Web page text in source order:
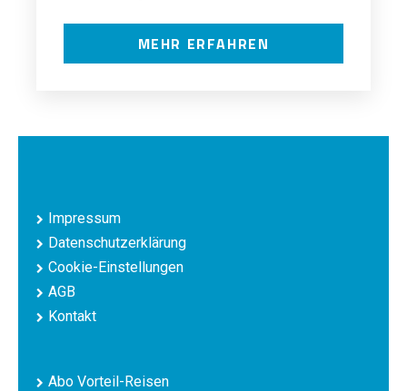
MEHR ERFAHREN
Impressum
Datenschutzerklärung
Cookie-Einstellungen
AGB
Kontakt
Abo Vorteil-Reisen